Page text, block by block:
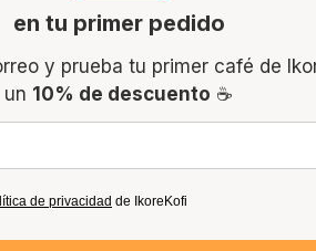
en tu primer pedido
y prueba tu primer café de
un 10% de descuento ☕
de privacidad de IkoreKofi